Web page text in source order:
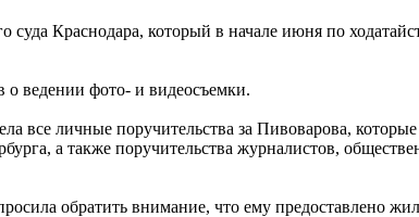
Краснодара, который в начале июня по
о ведении фото- и видеосъемки.
личные поручительства за Пивоварова,
а также поручительства журналистов,
обратить внимание, что ему предоставлено